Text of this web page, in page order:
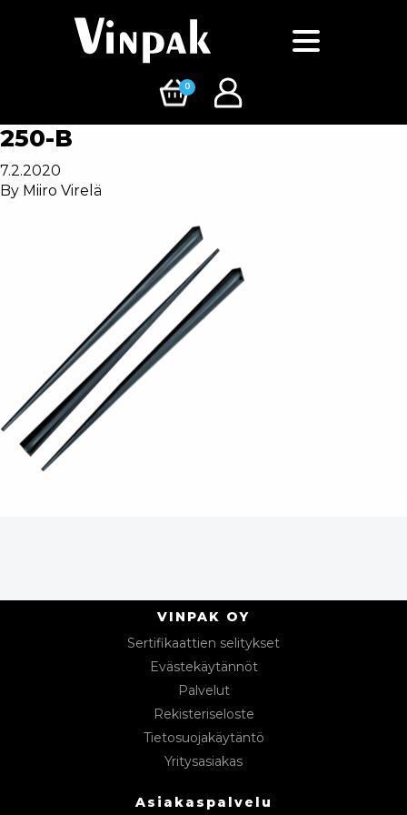
0
250-B
7.2.2020
By Miiro Virelä
VINPAK OY
Sertifikaattien selitykset
Evästekäytännöt
Palvelut
Rekisteriseloste
Tietosuojakäytäntö
Yritysasiakas
Asiakaspalvelu